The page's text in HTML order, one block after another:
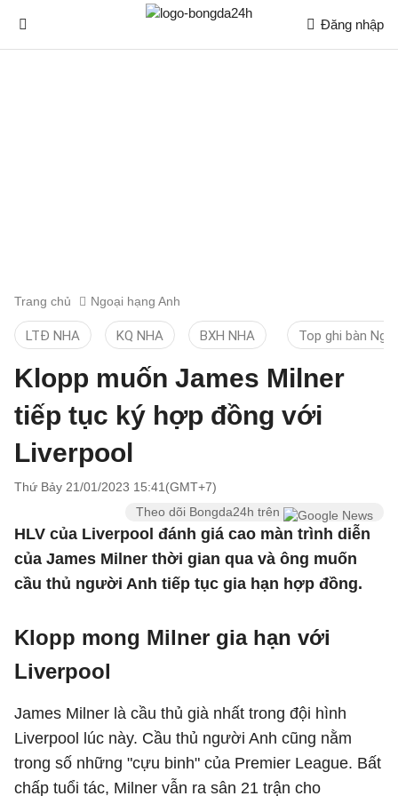
Đăng nhập
Trang chủ Ngoại hạng Anh
LTĐ NHA KQ NHA BXH NHA Top ghi bàn
Klopp muốn James Milner
tiếp tục ký hợp đồng với
Liverpool
Thứ Bảy 21/01/2023 15:41(GMT+7)
Theo dõi Bongda24h trên
HLV của Liverpool đánh giá cao màn trình diễn
của James Milner thời gian qua và ông muốn
cầu thủ người Anh tiếp tục gia hạn hợp đồng.
Klopp mong Milner gia hạn với
Liverpool
James Milner là cầu thủ già nhất trong đội hình
Liverpool lúc này. Cầu thủ người Anh cũng nằm
trong số những "cựu binh" của Premier League. Bất
chấp tuổi tác, Milner vẫn ra sân 21 trận cho